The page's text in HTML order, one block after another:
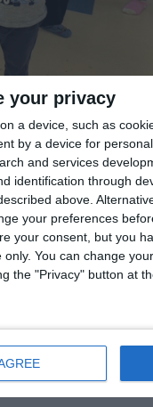
your privacy
a device, such as
by a device for
and services
identification through
above.
your preferences
your consent, but you
You can change
the "Privacy" button at
di
e Mente”, frutto
Formiche, che